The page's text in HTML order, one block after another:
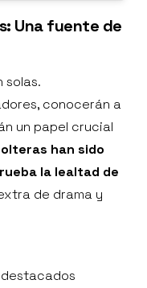
Una fuente de
solas.
conocerán a
un papel crucial
han sido
la lealtad de
de drama y